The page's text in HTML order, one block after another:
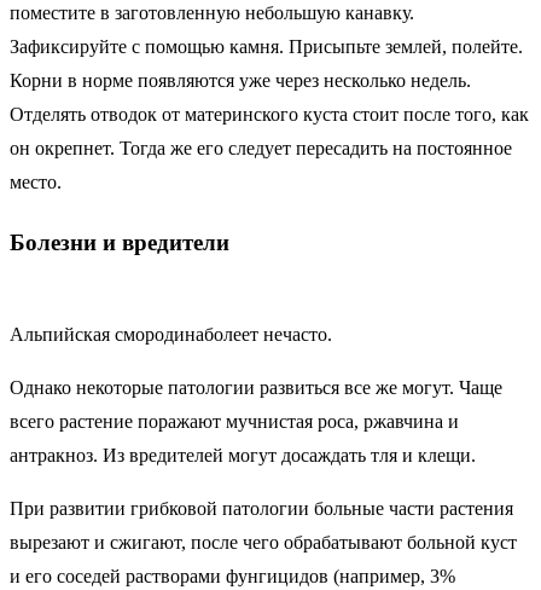
поместите в заготовленную небольшую канавку.
Зафиксируйте с помощью камня. Присыпьте землей, полейте.
Корни в норме появляются уже через несколько недель.
Отделять отводок от материнского куста стоит после того, как
он окрепнет. Тогда же его следует пересадить на постоянное
место.
Болезни и вредители
Альпийская смородинаболеет нечасто.
Однако некоторые патологии развиться все же могут. Чаще
всего растение поражают мучнистая роса, ржавчина и
антракноз. Из вредителей могут досаждать тля и клещи.
При развитии грибковой патологии больные части растения
вырезают и сжигают, после чего обрабатывают больной куст
и его соседей растворами фунгицидов (например, 3%